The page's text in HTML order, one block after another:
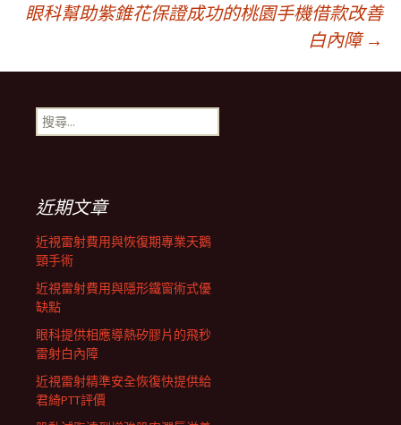
章
導
航
列
眼科幫助紫錐花保證成功的桃園手機借款改善
白內障 →
搜
尋
近期文章
近視雷射費用與恢復期專業天鵝
頸手術
近視雷射費用與隱形鐵窗術式優
缺點
眼科提供相應導熱矽膠片的飛秒
雷射白內障
近視雷射精準安全恢復快提供給
君綺PTT評價